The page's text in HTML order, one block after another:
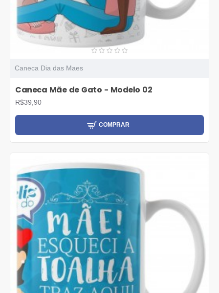
Caneca Dia das Maes
Caneca Mãe de Gato - Modelo 02
R$39,90
COMPRAR